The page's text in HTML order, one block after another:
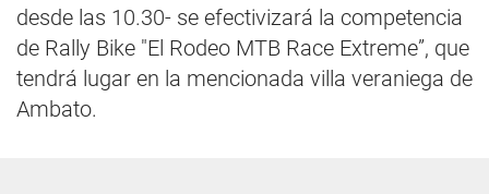
desde las 10.30- se efectivizará la competencia
de Rally Bike "El Rodeo MTB Race Extreme”, que
tendrá lugar en la mencionada villa veraniega de
Ambato.